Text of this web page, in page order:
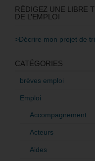
RÉDIGEZ UNE LIBRE
DE L’EMPLOI
>Décrire mon projet de
CATÉGORIES
brèves emploi
Emploi
Accompagnement
Acteurs
Aides